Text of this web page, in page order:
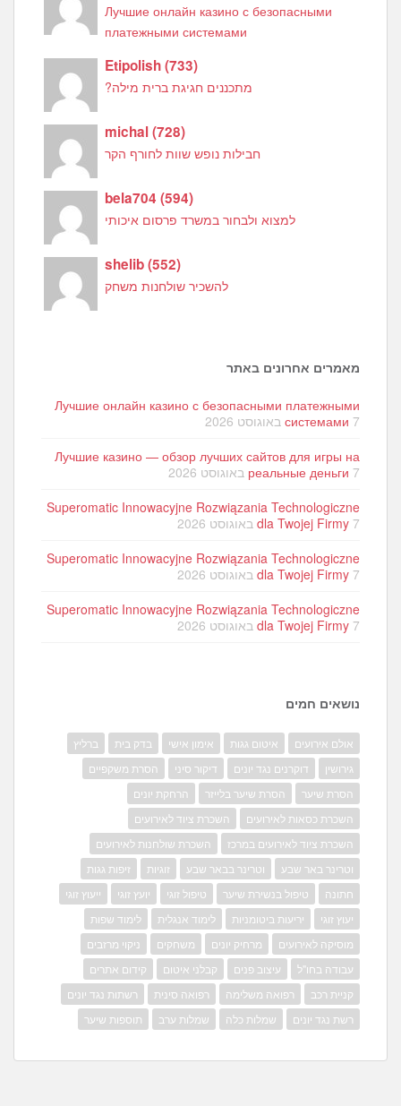
Лучшие онлайн казино с безопасными
платежными системами
Etipolish(733)
מתכננים חגיגת ברית מילה?
michal(728)
חבילות נופש שוות לחורף הקר
bela704(594)
למצוא ולבחור במשרד פרסום איכותי
shelib(552)
להשכיר שולחנות משחק
מאמרים אחרונים באתר
Лучшие онлайн казино с безопасными платежными
системами 7 באוגוסט 2026
Лучшие казино — обзор лучших сайтов для игры на
реальные деньги 7 באוגוסט 2026
Superomatic Innowacyjne Rozwiązania Technologiczne
dla Twojej Firmy 7 באוגוסט 2026
Superomatic Innowacyjne Rozwiązania Technologiczne
dla Twojej Firmy 7 באוגוסט 2026
Superomatic Innowacyjne Rozwiązania Technologiczne
dla Twojej Firmy 7 באוגוסט 2026
נושאים חמים
אולם אירועים איטום גגות אימון אישי בדק בית
ברליץ
גירושין
דוקרנים נגד יונים דיקור סיני
הסרת משקפיים
הסרת שיער
הסרת שיער בלייזר
הרחקת יונים
השכרת כסאות לאירועים
השכרת ציוד לאירועים
השכרת ציוד לאירועים במרכז
השכרת שולחנות לאירועים
וטרינר באר שבע
וטרינר בבאר שבע זוגיות
זיפות גגות
חתונה
טיפול בנשירת שיער טיפול זוגי יועץ זוגי
ייעוץ זוגי
יעוץ זוגי
יריעות ביטומניות לימוד אנגלית
לימוד שפות
מוסיקה לאירועים
מרחיק יונים משחקים
ניקוי מרזבים
עבודה בחו"ל
עיצוב פנים קבלני איטום
קידום אתרים
קניית רכב
רפואה משלימה רפואה סינית
רשתות נגד יונים
רשת נגד יונים
שמלות כלה שמלות ערב תוספות שיער